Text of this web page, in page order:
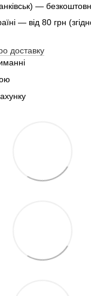
—
— від 80 грн
доставку